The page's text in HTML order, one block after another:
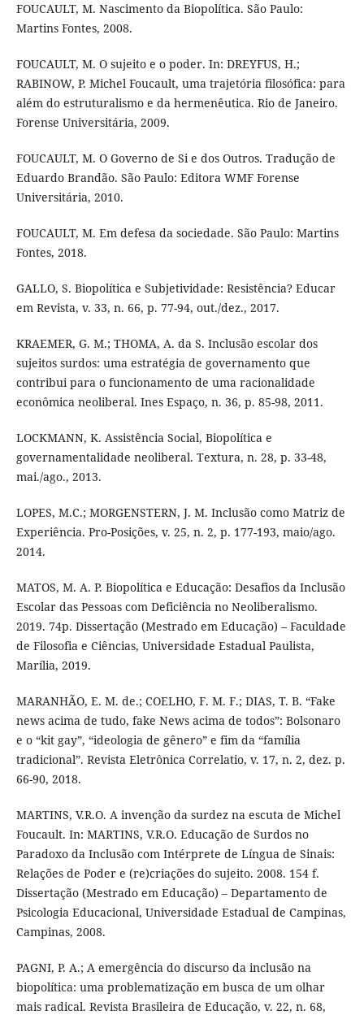
FOUCAULT, M. Nascimento da Biopolítica. São Paulo:
Martins Fontes, 2008.
FOUCAULT, M. O sujeito e o poder. In: DREYFUS, H.;
RABINOW, P. Michel Foucault, uma trajetória filosófica: para
além do estruturalismo e da hermenêutica. Rio de Janeiro.
Forense Universitária, 2009.
FOUCAULT, M. O Governo de Si e dos Outros. Tradução de
Eduardo Brandão. São Paulo: Editora WMF Forense
Universitária, 2010.
FOUCAULT, M. Em defesa da sociedade. São Paulo: Martins
Fontes, 2018.
GALLO, S. Biopolítica e Subjetividade: Resistência? Educar
em Revista, v. 33, n. 66, p. 77-94, out./dez., 2017.
KRAEMER, G. M.; THOMA, A. da S. Inclusão escolar dos
sujeitos surdos: uma estratégia de governamento que
contribui para o funcionamento de uma racionalidade
econômica neoliberal. Ines Espaço, n. 36, p. 85-98, 2011.
LOCKMANN, K. Assistência Social, Biopolítica e
governamentalidade neoliberal. Textura, n. 28, p. 33-48,
mai./ago., 2013.
LOPES, M.C.; MORGENSTERN, J. M. Inclusão como Matriz de
Experiência. Pro-Posições, v. 25, n. 2, p. 177-193, maio/ago.
2014.
MATOS, M. A. P. Biopolítica e Educação: Desafios da Inclusão
Escolar das Pessoas com Deficiência no Neoliberalismo.
2019. 74p. Dissertação (Mestrado em Educação) – Faculdade
de Filosofia e Ciências, Universidade Estadual Paulista,
Marília, 2019.
MARANHÃO, E. M. de.; COELHO, F. M. F.; DIAS, T. B. “Fake
news acima de tudo, fake News acima de todos”: Bolsonaro
e o “kit gay”, “ideologia de gênero” e fim da “família
tradicional”. Revista Eletrônica Correlatio, v. 17, n. 2, dez. p.
66-90, 2018.
MARTINS, V.R.O. A invenção da surdez na escuta de Michel
Foucault. In: MARTINS, V.R.O. Educação de Surdos no
Paradoxo da Inclusão com Intérprete de Língua de Sinais:
Relações de Poder e (re)criações do sujeito. 2008. 154 f.
Dissertação (Mestrado em Educação) – Departamento de
Psicologia Educacional, Universidade Estadual de Campinas,
Campinas, 2008.
PAGNI, P. A.; A emergência do discurso da inclusão na
biopolítica: uma problematização em busca de um olhar
mais radical. Revista Brasileira de Educação, v. 22, n. 68,